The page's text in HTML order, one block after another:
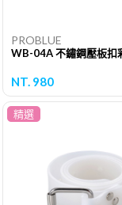
PROBLUE
NT. 980
精選